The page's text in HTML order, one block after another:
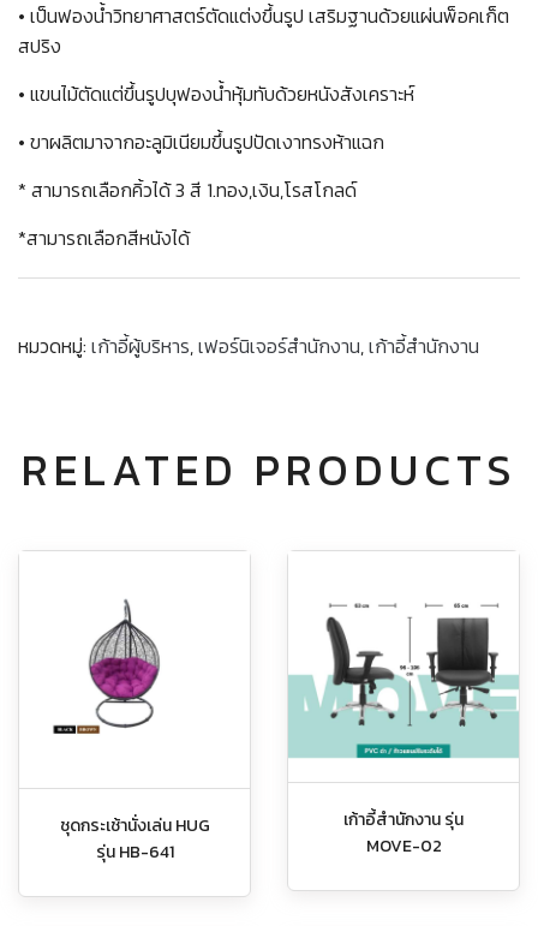
• เป็นฟองน้ำวิทยาศาสตร์ตัดแต่งขึ้นรูป เสริมฐานด้วยแผ่นพ็อคเก็ต
สปริง
• แขนไม้ตัดแต่ขึ้นรูปบุฟองน้ำหุ้มทับด้วยหนังสังเคราะห์
• ขาผลิตมาจากอะลูมิเนียมขึ้นรูปปัดเงาทรงห้าแฉก
* สามารถเลือกคิ้วได้ 3 สี 1.ทอง,เงิน,โรสโกลด์
*สามารถเลือกสีหนังได้
หมวดหมู่: เก้าอี้ผู้บริหาร,เฟอร์นิเจอร์สำนักงาน,เก้าอี้สำนักงาน
RELATED PRODUCTS
ชุดกระเช้านั่งเล่น HUG
รุ่น HB-641
เก้าอี้สำนักงาน รุ่น
MOVE-02